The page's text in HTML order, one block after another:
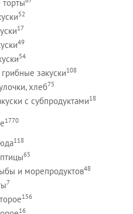
торты
52
17
49
54
закуски108
хлеб75
с субпродуктами18
1770
118
65
и морепродуктов48
7
156
16